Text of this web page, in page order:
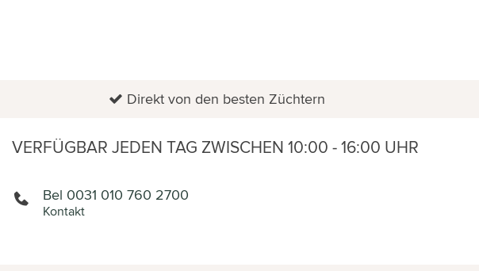
Direkt von den besten Züchtern
VERFÜGBAR JEDEN TAG ZWISCHEN 10:00 - 16:00 UHR
Bel 0031 010 760 2700
Kontakt